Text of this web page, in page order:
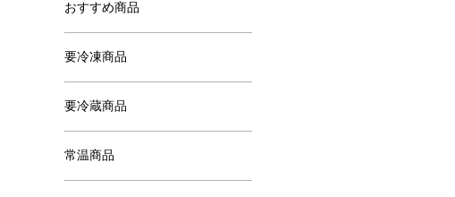
おすすめ商品
要冷凍商品
要冷蔵商品
常温商品